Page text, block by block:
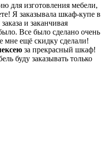
для изготовления мебели,
Я заказывала шкаф-купе в
и заканчивая
Все было сделано очень
мне ещё скидку сделали!
за прекрасный шкаф!
буду заказывать только